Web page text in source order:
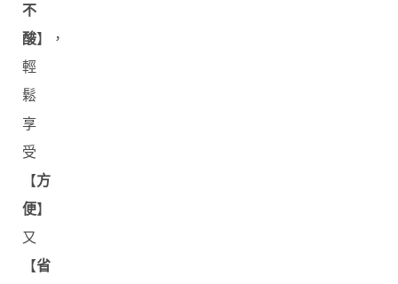
不
酸】，
輕
鬆
享
受
【方
便】
又
【省